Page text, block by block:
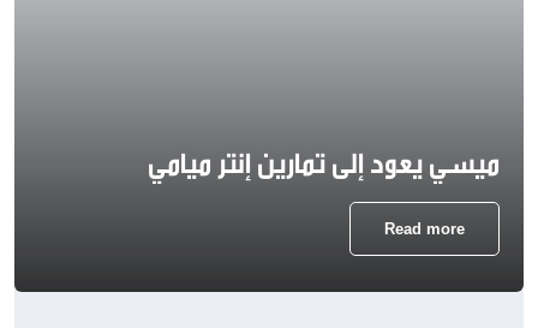
ميسي يعود إلى تمارين إنتر ميامي
Read more